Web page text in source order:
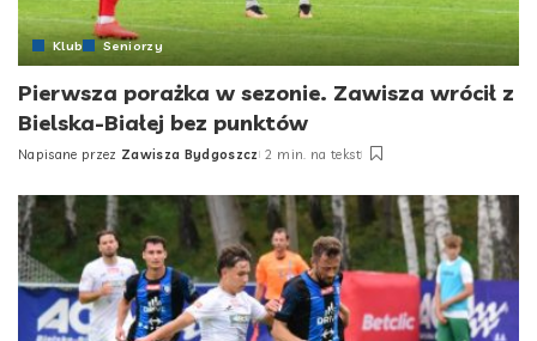
Klub Seniorzy
Pierwsza porażka w sezonie. Zawisza wrócił z
Bielska-Białej bez punktów
Posted
Napisane przez Zawisza Bydgoszcz 2 min. na tekst